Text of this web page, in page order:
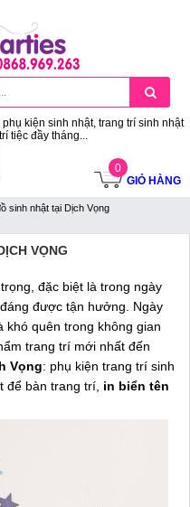
kiện sinh nhật, trang trí sinh nhật
tiệc đầy tháng...
0
GIỎ HÀNG
sinh nhật tại Dịch Vọng
VỌNG
đặc biệt là trong ngày
được tận hưởng. Ngày
khó quên trong không gian
trang trí mới nhất đến
Vọng: phụ kiện trang trí sinh
để bàn trang trí, in biển tên